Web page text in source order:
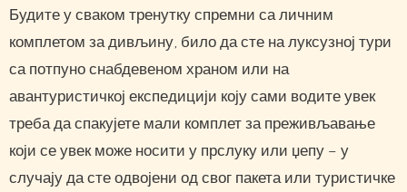
Будите у сваком тренутку спремни са личним
комплетом за дивљину, било да сте на луксузној тури
са потпуно снабдевеном храном или на
авантуристичкој експедицији коју сами водите увек
треба да спакујете мали комплет за преживљавање
који се увек може носити у прслуку или џепу – у
случају да сте одвојени од свог пакета или туристичке